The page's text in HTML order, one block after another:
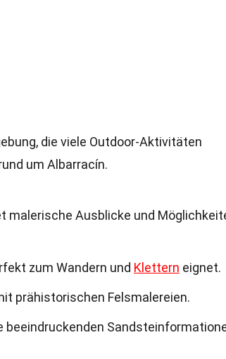
die viele Outdoor-Aktivitäten
um Albarracín.
malerische Ausblicke und
zum Wandern und Klettern eignet.
prähistorischen Felsmalereien.
beeindruckenden